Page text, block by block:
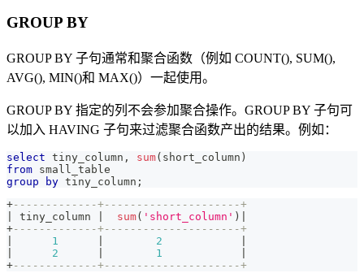
GROUP BY
GROUP BY 子句通常和聚合函数（例如 COUNT(), SUM(),
AVG(), MIN()和 MAX()）一起使用。
GROUP BY 指定的列不会参加聚合操作。GROUP BY 子句可
以加入 HAVING 子句来过滤聚合函数产出的结果。例如：
select tiny_column , sum( short_column )
from small_table
group
by tiny_column ;
+-------------+---------------------+
tiny_column sum( 'short_column' )
+-------------+---------------------+
1 2
2 1
+-------------+---------------------+